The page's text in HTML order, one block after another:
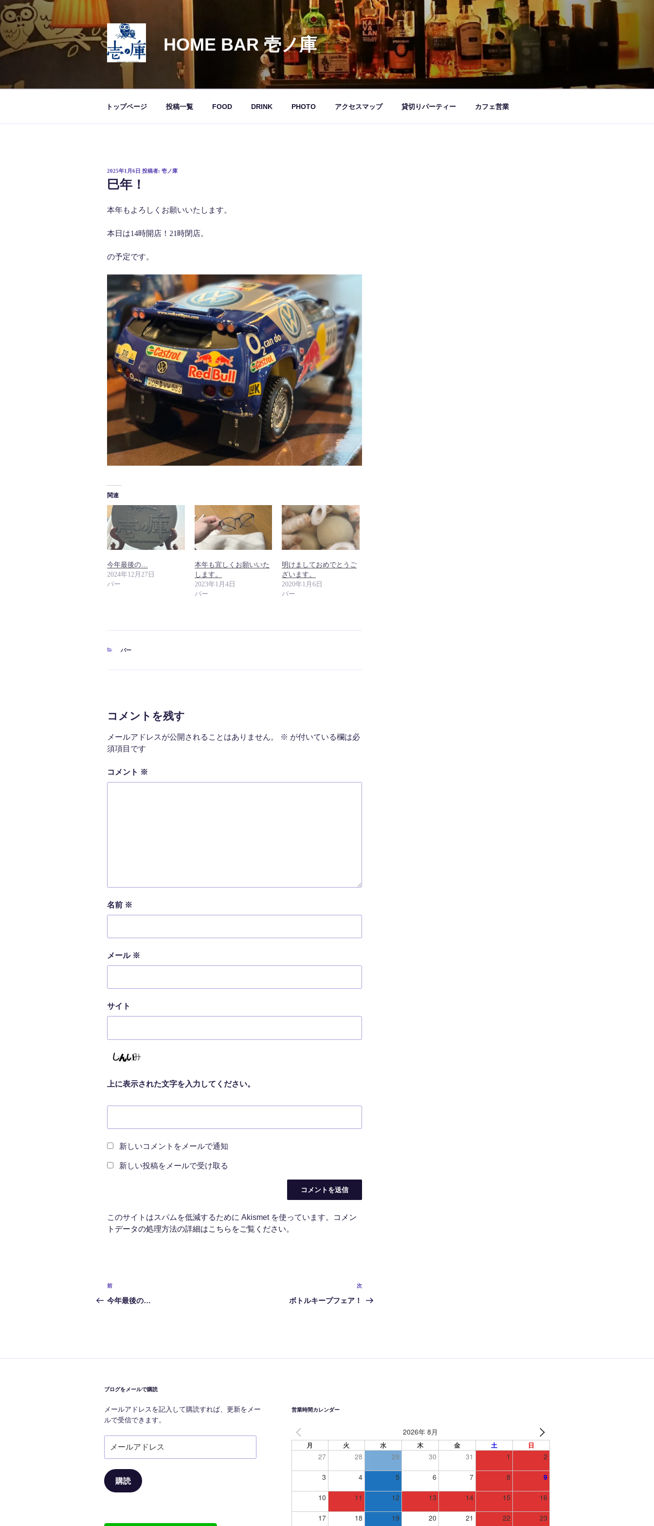
コ
ン
テ
ン
ツ
キ
HOME BAR 壱ノ庫
トップページ 投稿一覧 FOOD DRINK PHOTO アクセスマップ 貸切りパーティー カフェ営業
投
稿
日:
2025年1月6日 投稿者: 壱ノ庫
巳年！
本年もよろしくお願いいたします。
本日は14時開店！21時閉店。
の予定です。
関連
今年最後の…
2024年12月27日
バー
本年も宜しくお願いいた
します。
2023年1月4日
バー
明けましておめでとうご
ざいます。
2020年1月6日
バー
カ
バー
コメントを残す
メールアドレスが公開されることはありません。 ※ が付いている欄は必
須項目です
コメント ※
名前 ※
メール ※
サイト
上に表示された文字を入力してください。
新しいコメントをメールで通知
新しい投稿をメールで受け取る
このサイトはスパムを低減するために Akismet を使っています。
コメン
トデータの処理方法の詳細はこちらをご覧ください。
投
稿
シ
ョ
ン
前
の
前
今年最後の…
次
の
次
ボトルキープフェア！
ブログをメールで購読
メールアドレスを記入して購読すれば、更新をメー
ルで受信できます。
ア
ド
購読
営業時間カレンダー
2026年 8月
月 火 水 木 金 土 日
27 28 29 30 31 1 2
3 4 5 6 7 8 9
10 11 12 13 14 15 16
17 18 19 20 21 22 23